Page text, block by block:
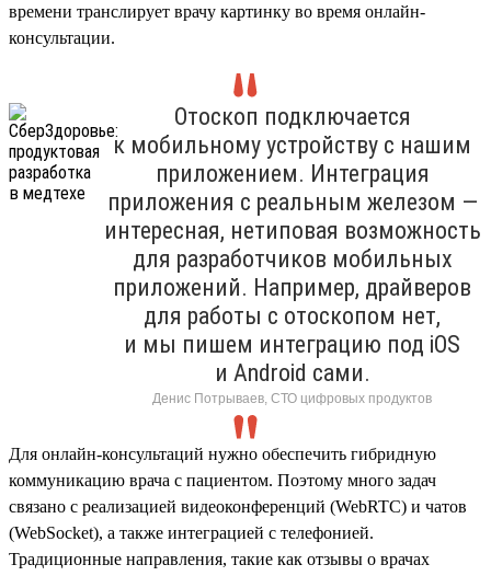
времени транслирует врачу картинку во время онлайн-
консультации.
Отоскоп подключается
к мобильному устройству с нашим
приложением. Интеграция
приложения с реальным железом —
интересная, нетиповая возможность
для разработчиков мобильных
приложений. Например, драйверов
для работы с отоскопом нет,
и мы пишем интеграцию под iOS
и Android сами.
Денис Потрываев, СТО цифровых продуктов
Для онлайн-консультаций нужно обеспечить гибридную
коммуникацию врача с пациентом. Поэтому много задач
связано с реализацией видеоконференций (WebRTC) и чатов
(WebSocket), а также интеграцией с телефонией.
Традиционные направления, такие как отзывы о врачах